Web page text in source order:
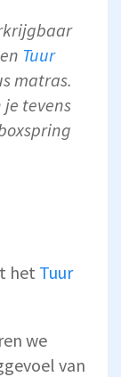
Tuur
matras.
je tevens
het Tuur
we
van